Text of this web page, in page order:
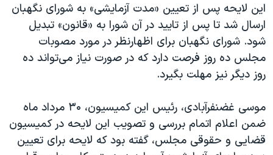
این لایحه پس از تعیین «مدت آزمایشی» به شورای نگهبان
ارسال شد تا پس از تایید در آن شورا به «قانون» تبدیل
شود. شورای نگهبان برای اظهارنظر در مورد مصوبات
مجلس ده روز فرصت دارد که در صورت نیاز می‌تواند ده
روز دیگر نیز مهلت بگیرد.
موسی غضنفرآبادی، رئیس این کمیسیون، ۳۰ مرداد ماه
ضمن اعلام اتمام بررسی و تصویب این لایحه در کمیسیون
قضایی و حقوقی مجلس، گفته بود که لایحه برای تعیین